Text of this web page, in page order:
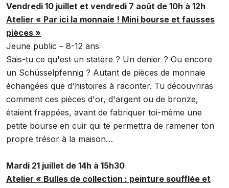
Vendredi 10 juillet et vendredi 7 août de 10h à 12h
Atelier « Par ici la monnaie ! Mini bourse et fausses
pièces »
Jeune public – 8-12 ans
Sais-tu ce qu'est un statère ? Un denier ? Ou encore
un Schüsselpfennig ? Autant de pièces de monnaie
échangées que d'histoires à raconter. Tu découvriras
comment ces pièces d'or, d'argent ou de bronze,
étaient frappées, avant de fabriquer toi-même une
petite bourse en cuir qui te permettra de ramener ton
propre trésor à la maison…
Mardi 21 juillet de 14h à 15h30
Atelier « Bulles de collection : peinture soufflée et